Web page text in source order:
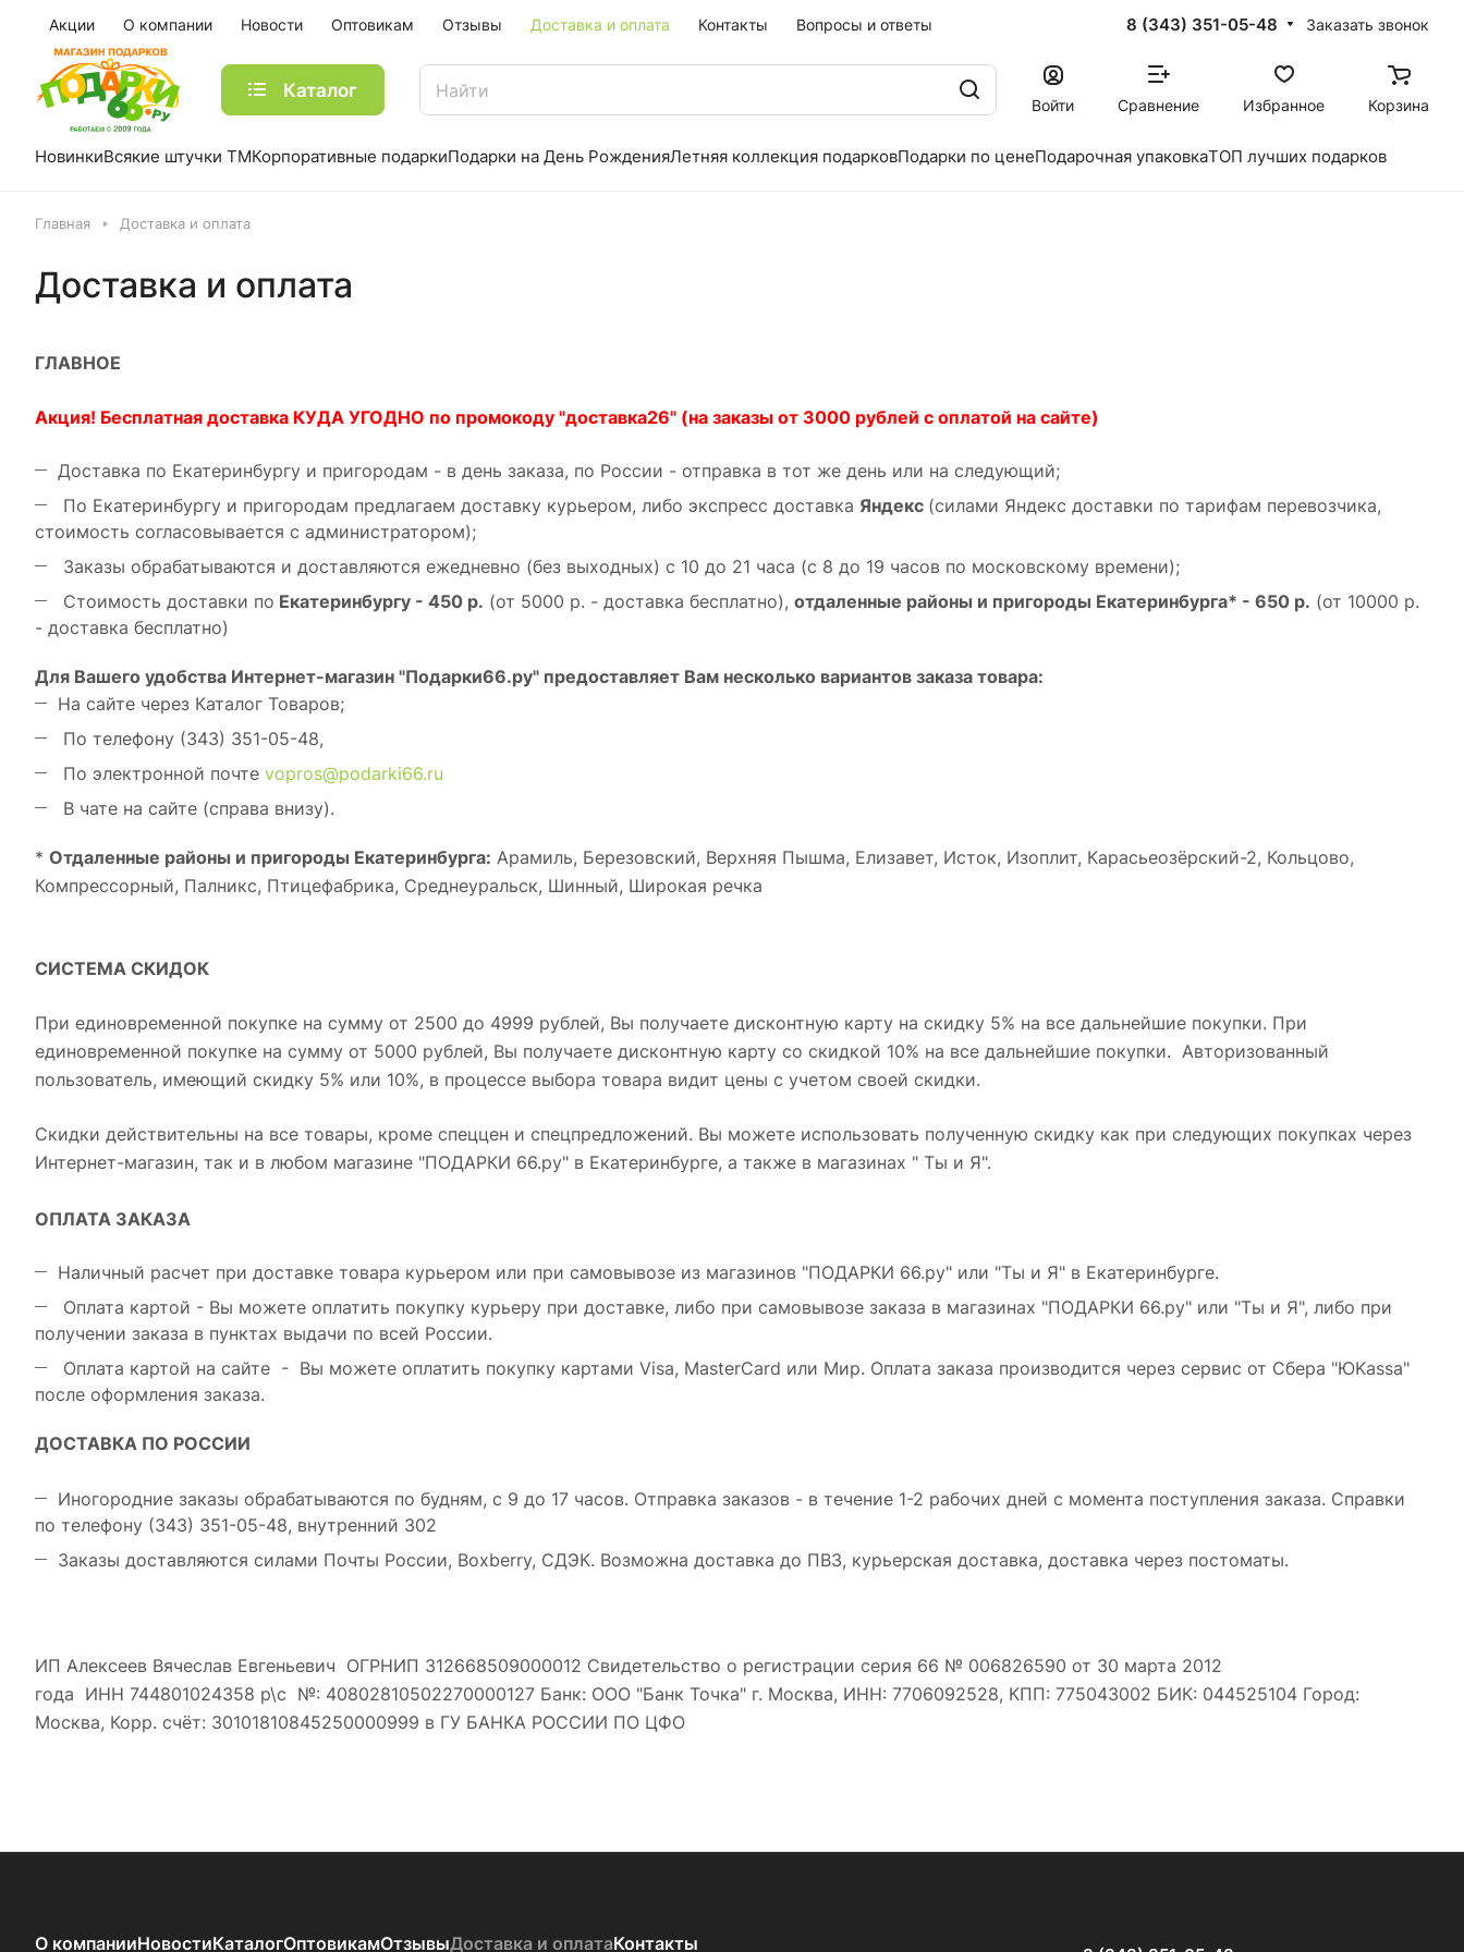
Акции О компании Новости Оптовикам Отзывы Доставка и оплата Контакты Вопросы и ответы 8 (343) 351-05-48 Заказать звонок
Каталог
Войти Сравнение Избранное Корзина
НовинкиВсякие штучки ТМКорпоративные подаркиПодарки на День РожденияЛетняя коллекция подарковПодарки по ценеПодарочная упаковкаТОП лучших подарков
Главная Доставка и оплата
Доставка и оплата
ГЛАВНОЕ
Акция! Бесплатная доставка КУДА УГОДНО по промокоду "доставка26" (на заказы от 3000 рублей с оплатой на сайте)
Доставка по Екатеринбургу и пригородам - в день заказа, по России - отправка в тот же день или на следующий;
По Екатеринбургу и пригородам предлагаем доставку курьером, либо экспресс доставка Яндекс (силами Яндекс доставки по тарифам перевозчика,
стоимость согласовывается с администратором);
Заказы обрабатываются и доставляются ежедневно (без выходных) с 10 до 21 часа (с 8 до 19 часов по московскому времени);
Стоимость доставки по Екатеринбургу - 450 р. (от 5000 р. - доставка бесплатно), отдаленные районы и пригороды Екатеринбурга* - 650 р. (от 10000 р.
- доставка бесплатно)
Для Вашего удобства Интернет-магазин "Подарки66.ру" предоставляет Вам несколько вариантов заказа товара:
На сайте через Каталог Товаров;
По телефону (343) 351-05-48,
По электронной почте vopros@podarki66.ru
В чате на сайте (справа внизу).
* Отдаленные районы и пригороды Екатеринбурга: Арамиль, Березовский, Верхняя Пышма, Елизавет, Исток, Изоплит, Карасьеозёрский-2, Кольцово,
Компрессорный, Палникс, Птицефабрика, Среднеуральск, Шинный, Широкая речка
СИСТЕМА СКИДОК
При единовременной покупке на сумму от 2500 до 4999 рублей, Вы получаете дисконтную карту на скидку 5% на все дальнейшие покупки. При
единовременной покупке на сумму от 5000 рублей, Вы получаете дисконтную карту со скидкой 10% на все дальнейшие покупки. Авторизованный
пользователь, имеющий скидку 5% или 10%, в процессе выбора товара видит цены с учетом своей скидки.
Скидки действительны на все товары, кроме спеццен и спецпредложений. Вы можете использовать полученную скидку как при следующих покупках через
Интернет-магазин, так и в любом магазине "ПОДАРКИ 66.ру" в Екатеринбурге, а также в магазинах " Ты и Я".
ОПЛАТА ЗАКАЗА
Наличный расчет при доставке товара курьером или при самовывозе из магазинов "ПОДАРКИ 66.ру" или "Ты и Я" в Екатеринбурге.
Оплата картой - Вы можете оплатить покупку курьеру при доставке, либо при самовывозе заказа в магазинах "ПОДАРКИ 66.ру" или "Ты и Я", либо при
получении заказа в пунктах выдачи по всей России.
Оплата картой на сайте - Вы можете оплатить покупку картами Visa, MasterCard или Мир. Оплата заказа производится через сервис от Сбера "ЮKassa"
после оформления заказа.
ДОСТАВКА ПО РОССИИ
Иногородние заказы обрабатываются по будням, с 9 до 17 часов. Отправка заказов - в течение 1-2 рабочих дней с момента поступления заказа. Справки
по телефону (343) 351-05-48, внутренний 302
Заказы доставляются силами Почты России, Boxberry, СДЭК. Возможна доставка до ПВЗ, курьерская доставка, доставка через постоматы.
ИП Алексеев Вячеслав Евгеньевич ОГРНИП 312668509000012 Свидетельство о регистрации серия 66 № 006826590 от 30 марта 2012
года ИНН 744801024358 р\с №: 40802810502270000127 Банк: ООО "Банк Точка" г. Москва, ИНН: 7706092528, КПП: 775043002 БИК: 044525104 Город:
Москва, Корр. счёт: 30101810845250000999 в ГУ БАНКА РОССИИ ПО ЦФО
О компанииНовостиКаталогОптовикамОтзывыДоставка и оплатаКонтакты